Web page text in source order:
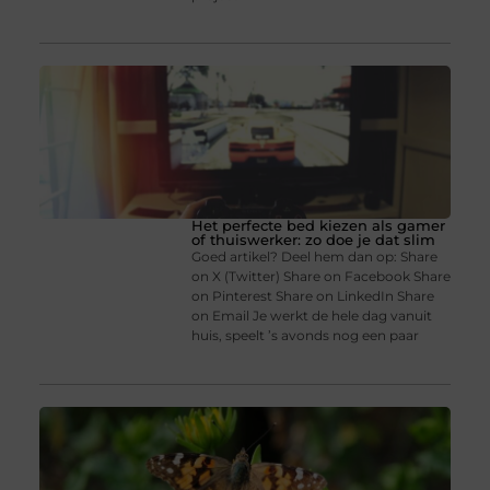
Het perfecte bed kiezen als gamer
of thuiswerker: zo doe je dat slim
Goed artikel? Deel hem dan op: Share
on X (Twitter) Share on Facebook Share
on Pinterest Share on LinkedIn Share
on Email Je werkt de hele dag vanuit
huis, speelt ’s avonds nog een paar